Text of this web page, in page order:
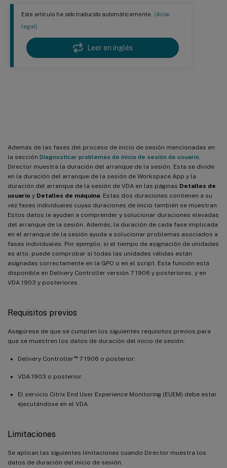
Este artículo ha sido traducido automáticamente. (Aviso
legal)
Leer en inglés
Además de las fases del proceso de inicio de sesión mencionadas en
la sección Diagnosticar problemas de inicio de sesión de usuario
Director muestra la duración del arranque de la sesión. Esta se divide
en la duración del arranque de la sesión de Workspace App y la
duración del arranque de la sesión de VDA en las páginas Detalles de
usuario y Detalles de máquina . Estas dos duraciones contienen a su
vez fases individuales cuyas duraciones de inicio también se muestran.
Estos datos le ayudan a comprender y solucionar duraciones elevadas
del arranque de la sesión. Además, la duración de cada fase implicada
en el arranque de la sesión ayuda a solucionar problemas asociados a
fases individuales. Por ejemplo, si el tiempo de asignación de unidades
es alto, puede comprobar si todas las unidades válidas están
asignadas correctamente en la GPO o en el script. Esta función está
disponible en Delivery Controller versión 7 1906 y posteriores, y en
VDA 1903 y posteriores.
Requisitos previos
Asegúrese de que se cumplen los siguientes requisitos previos para
que se muestren los datos de duración del inicio de sesión:
Delivery Controller™7 1906 o posterior.
VDA 1903 o posterior.
El servicio Citrix End User Experience Monitoring (EUEM) debe estar
ejecutándose en el VDA.
Limitaciones
Se aplican las siguientes limitaciones cuando Director muestra los
datos de duración del inicio de sesión.